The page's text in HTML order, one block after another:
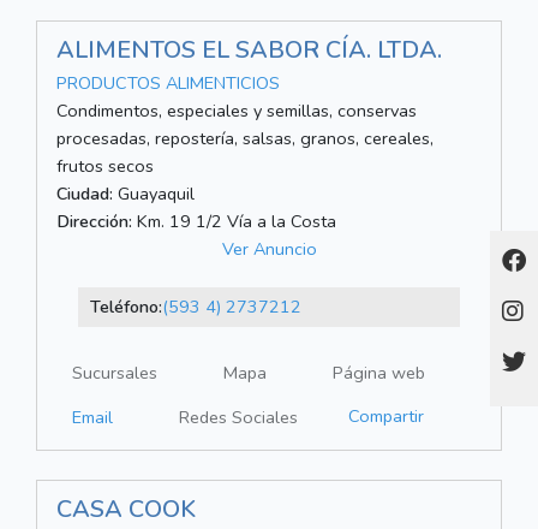
ALIMENTOS EL SABOR CÍA. LTDA.
PRODUCTOS ALIMENTICIOS
Condimentos, especiales y semillas, conservas
procesadas, repostería, salsas, granos, cereales,
frutos secos
Ciudad: Guayaquil
Dirección: Km. 19 1/2 Vía a la Costa
Ver Anuncio
Teléfono:(593 4) 2737212
Sucursales Mapa
Página web
Email
Redes Sociales Compartir
CASA COOK